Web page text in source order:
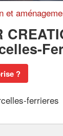
et
?
ferrieres